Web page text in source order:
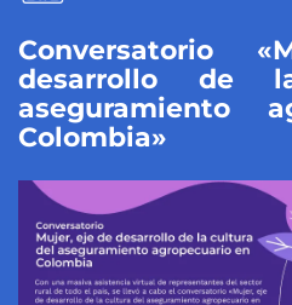
Conversatorio
desarrollo de
aseguramiento
Colombia»